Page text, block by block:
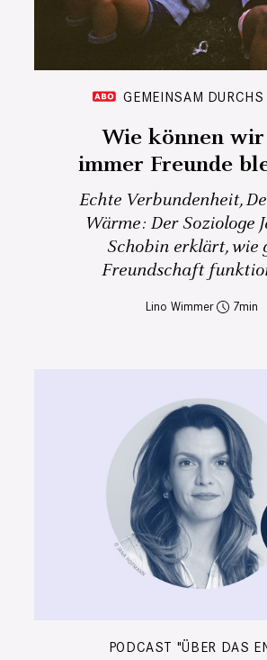
GEMEINSAM DURCHS
Wie können
immer Freunde
Echte Verbundenheit,
Wärme: Der Soziologe
Schobin erklärt, wie
Freundschaft
Lino Wimmer 7
PODCAST "ÜBER DAS